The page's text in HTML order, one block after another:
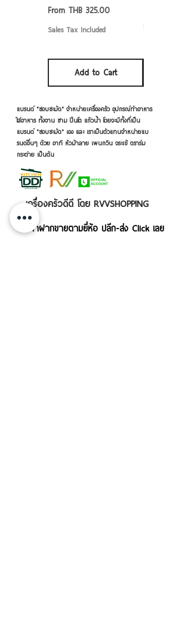
From THB 325.00
Sale Price
Sales Tax Included
Add to Cart
แบรนด์ "ชอบชะมัด" จำหน่ายเครื่องครัว อุปกรณ์ทำอาหาร
ใส่อาหาร ทั้งจาน ชาม ปิ่นโต แก้วน้ำ โดยจะมีทั้งที่เป็น
แบรนด์ "ชอบชะมัด" เอง และ เราเป็นตัวแทนจำหน่ายแบ
รนด์อื่นๆ ด้วย อาทิ หัวม้าลาย เพนกวิน จระเข้ ตราร่ม
กระต่าย เป็นต้น
เครื่องครัวดีดี โดย RVVSHOPPING
สินค้าฝากขายตามยี่ห้อ ปลีก-ส่ง Click เลย